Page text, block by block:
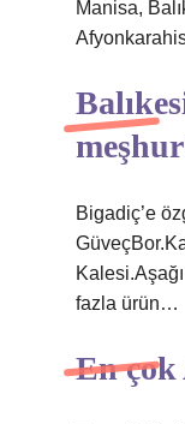
Manisa,
Bigadiç’e
fazla ürün…
En çok